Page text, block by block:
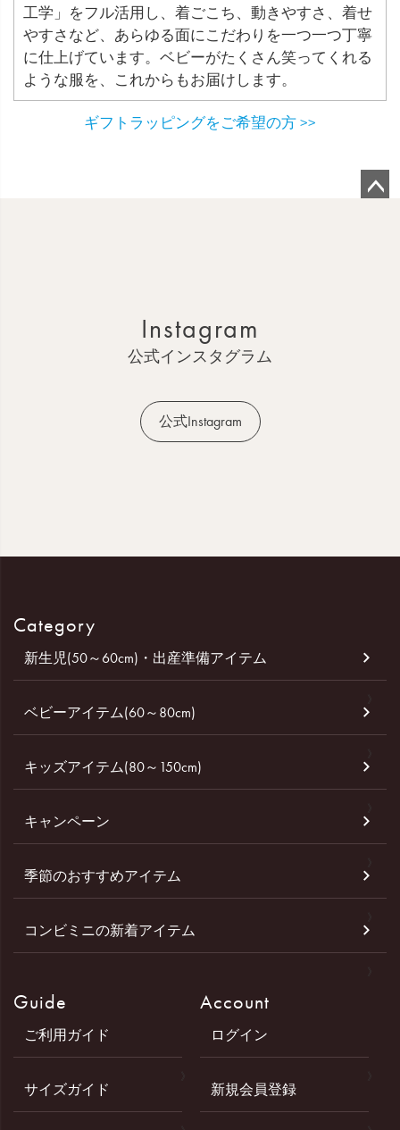
工学」をフル活用し、着ごこち、動きやすさ、着せ
やすさなど、あらゆる面にこだわりを一つ一つ丁寧
に仕上げています。ベビーがたくさん笑ってくれる
ような服を、これからもお届けします。
ギフトラッピングをご希望の方 >>
Instagram
公式インスタグラム
公式Instagram
Category
新生児(50～60cm)・出産準備アイテム
ベビーアイテム(60～80cm)
キッズアイテム(80～150cm)
キャンペーン
季節のおすすめアイテム
コンビミニの新着アイテム
Guide
ご利用ガイド
サイズガイド
Account
ログイン
新規会員登録